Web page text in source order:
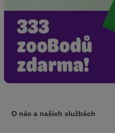
O nás a našich službách